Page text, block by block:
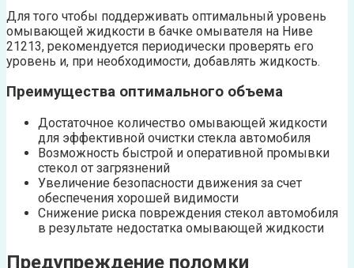
Для того чтобы поддерживать оптимальный уровень
омывающей жидкости в бачке омывателя на Ниве
21213, рекомендуется периодически проверять его
уровень и, при необходимости, добавлять жидкость.
Преимущества оптимального объема
Достаточное количество омывающей жидкости
для эффективной очистки стекла автомобиля
Возможность быстрой и оперативной промывки
стекол от загрязнений
Увеличение безопасности движения за счет
обеспечения хорошей видимости
Снижение риска повреждения стекол автомобиля
в результате недостатка омывающей жидкости
Предупреждение поломки